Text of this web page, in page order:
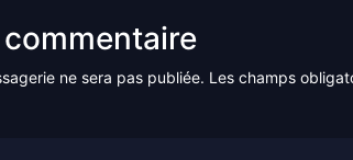
ne sera pas publiée. Les champs